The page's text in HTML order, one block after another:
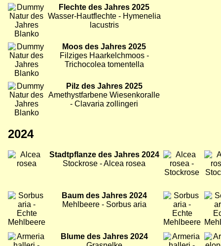
Bild
Flechte des Jahres 2025
Wasser-Hautflechte - Hymenelia
lacustris
Bild
Moos des Jahres 2025
Filziges Haarkelchmoos -
Trichocolea tomentella
Bild
Pilz des Jahres 2025
Amethystfarbene Wiesenkoralle
- Clavaria zollingeri
2024
Bild
Stadtpflanze des Jahres 2024
Stockrose - Alcea rosea
Bild Bild
Bild
Baum des Jahres 2024
Mehlbeere - Sorbus aria
Bild Bild
Bild
Blume des Jahres 2024
Bild Bild